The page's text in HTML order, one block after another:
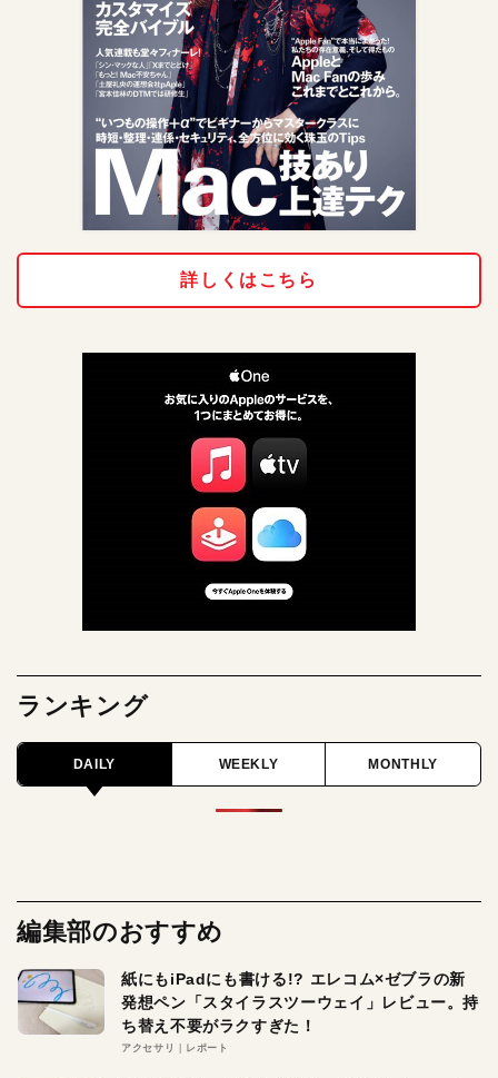
詳しくはこちら
ランキング
DAILY WEEKLY MONTHLY
編集部のおすすめ
紙にもiPadにも書ける!? エレコム×ゼブラの新
発想ペン「スタイラスツーウェイ」レビュー。持
ち替え不要がラクすぎた！
アクセサリ レポート